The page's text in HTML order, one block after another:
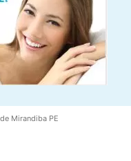
Mirandiba PE